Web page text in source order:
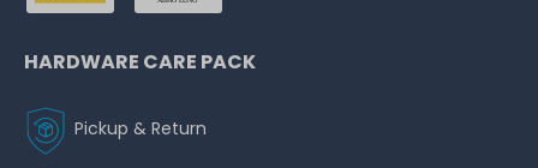
HARDWARE CARE PACK
Pickup & Return